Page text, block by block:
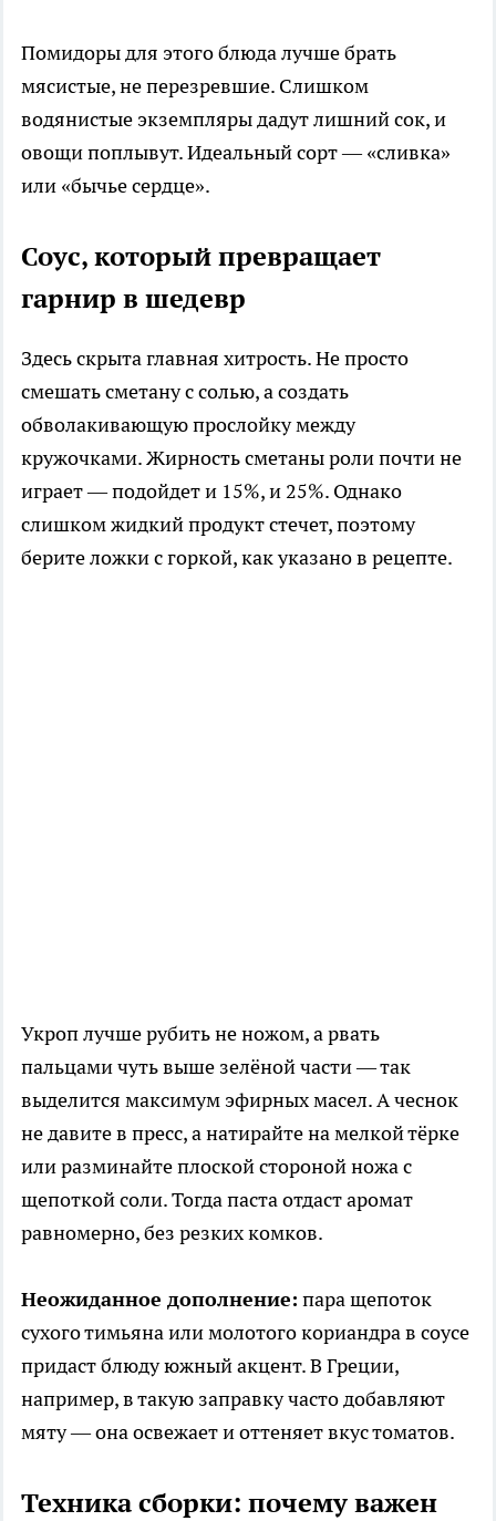
Помидоры для этого блюда лучше брать
мясистые, не перезревшие. Слишком
водянистые экземпляры дадут лишний сок, и
овощи поплывут. Идеальный сорт — «сливка»
или «бычье сердце».
Соус, который превращает
гарнир в шедевр
Здесь скрыта главная хитрость. Не просто
смешать сметану с солью, а создать
обволакивающую прослойку между
кружочками. Жирность сметаны роли почти не
играет — подойдет и 15%, и 25%. Однако
слишком жидкий продукт стечет, поэтому
берите ложки с горкой, как указано в рецепте.
Укроп лучше рубить не ножом, а рвать
пальцами чуть выше зелёной части — так
выделится максимум эфирных масел. А чеснок
не давите в пресс, а натирайте на мелкой тёрке
или разминайте плоской стороной ножа с
щепоткой соли. Тогда паста отдаст аромат
равномерно, без резких комков.
Неожиданное дополнение: пара щепоток
сухого тимьяна или молотого кориандра в соусе
придаст блюду южный акцент. В Греции,
например, в такую заправку часто добавляют
мяту — она освежает и оттеняет вкус томатов.
Техника сборки: почему важен